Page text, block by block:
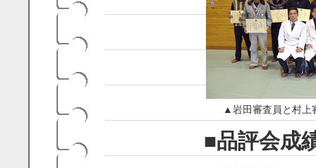
▲岩田審査員と村上
■品評会成